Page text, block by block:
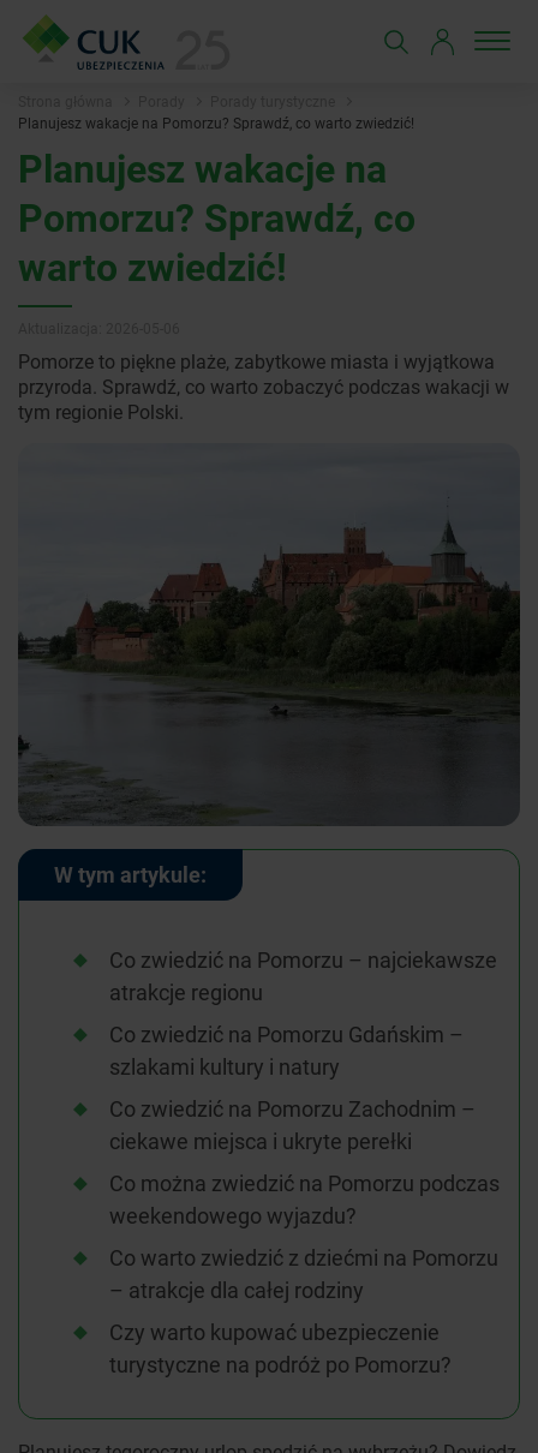
Planujesz wakacje na Pomorzu? Sprawdź, co warto zwiedzić!
Planujesz wakacje na
Pomorzu? Sprawdź, co
warto zwiedzić!
Pomorze to piękne plaże, zabytkowe miasta i wyjątkowa
przyroda. Sprawdź, co warto zobaczyć podczas wakacji w
tym regionie Polski.
W tym artykule:
Co zwiedzić na Pomorzu – najciekawsze
atrakcje regionu
Co zwiedzić na Pomorzu Gdańskim –
szlakami kultury i natury
Co zwiedzić na Pomorzu Zachodnim –
ciekawe miejsca i ukryte perełki
Co można zwiedzić na Pomorzu podczas
weekendowego wyjazdu?
Co warto zwiedzić z dziećmi na Pomorzu
– atrakcje dla całej rodziny
Czy warto kupować ubezpieczenie
turystyczne na podróż po Pomorzu?